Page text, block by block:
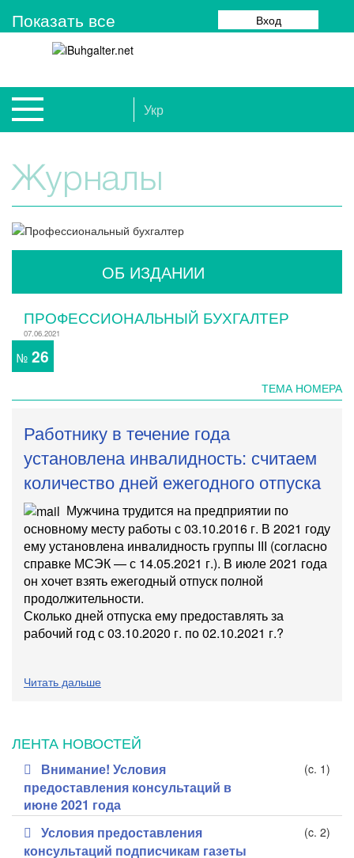
Показать все Вход
Укр
Журналы
ОБ ИЗДАНИИ
ПРОФЕССИОНАЛЬНЫЙ БУХГАЛТЕР
07.06.2021
№ 26
ТЕМА НОМЕРА
Работнику в течение года
установлена инвалидность: считаем
количество дней ежегодного отпуска
Мужчина трудится на предприятии по
основному месту работы с 03.10.2016 г. В 2021 году
ему установлена инвалидность группы ІІІ (согласно
справке МСЭК —с 14.05.2021 г.). В июле 2021 года
он хочет взять ежегодный отпуск полной
продолжительности.
Сколько дней отпуска ему предоставлять за
рабочий год с 03.10.2020 г. по 02.10.2021 г.?
Читать дальше
ЛЕНТА НОВОСТЕЙ
Внимание! Условия
предоставления консультаций в
июне 2021 года
(c. 1)
Условия предоставления
консультаций подписчикам газеты
(c. 2)